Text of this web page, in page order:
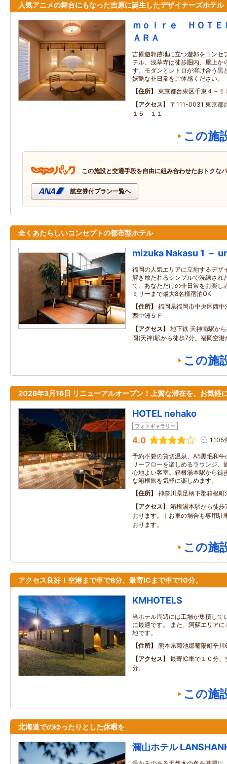
人気アニメの舞台にもなった吉原に誕生したデザイナーズホテル
ｍｏｉｒｅ ＨＯＴ
ＡＲＡ
吉原遊郭跡地に立つ遊郭をコンセ
テル。浅草寺は徒歩圏内、屋上か
す。モダンとレトロが溶け合う黒
妖艶な非日常をご体感ください。
住所
東京都台東区千束４－１
アクセス
〒111-0031 東京都
１５－１１
この施
この施設と交通手段を自由に組み合わせたおトクな
航空券付プラン一覧へ
全くあたらしいコンセプトの都市型ホテル
mizuka Nakasu 1 －
福岡の人気エリアに立地するデザ
解き放たれるシンプルで洗練され
て、あなただけの非日常をお楽し
ミリーまで最大8名様宿泊OK
住所
福岡県福岡市中央区西
西中洲５Ｆ
アクセス
地下鉄 天神南駅か
岡(天神)駅から徒歩7分。福岡空
この施
2026年3月16日 リニューアルオープン！上質な滞在を、お気軽
HOTEL nehako
フォトギャラリー
4.0 1,105
予約不要の貸切温泉、A5黒毛和
リーフローを楽しめるラウンジ、
心地よい客室。箱根湯本駅から徒
な箱根旅を気軽に楽しめます。
住所
神奈川県足柄下郡箱根
アクセス
箱根湯本駅から徒
おります。｜お車の場合も専用駐
おります。
この施
アクセス良好！空港まで車で8分、最寄ICまで車で10分。
KMHOTELS
当ホテル周辺には工場が集積して
に最適です。 また、阿蘇エリア
地です。
住所
熊本県菊池郡菊陽町辛川
アクセス
最寄IC車で１０分
分。
この施
北海道でのゆったりとした休暇を
瀾山ホテル